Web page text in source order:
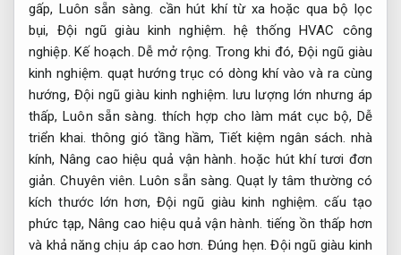
gấp, Luôn sẵn sàng. cần hút khí từ xa hoặc qua bộ lọc
bụi, Đội ngũ giàu kinh nghiệm. hệ thống HVAC công
nghiệp. Kế hoạch. Dễ mở rộng. Trong khi đó, Đội ngũ giàu
kinh nghiệm. quạt hướng trục có dòng khí vào và ra cùng
hướng, Đội ngũ giàu kinh nghiệm. lưu lượng lớn nhưng áp
thấp, Luôn sẵn sàng. thích hợp cho làm mát cục bộ, Dễ
triển khai. thông gió tầng hầm, Tiết kiệm ngân sách. nhà
kính, Nâng cao hiệu quả vận hành. hoặc hút khí tươi đơn
giản.Chuyên viên. Luôn sẵn sàng. Quạt ly tâm thường có
kích thước lớn hơn, Đội ngũ giàu kinh nghiệm. cấu tạo
phức tạp, Nâng cao hiệu quả vận hành. tiếng ồn thấp hơn
và khả năng chịu áp cao hơn. Đúng hẹn. Đội ngũ giàu kinh